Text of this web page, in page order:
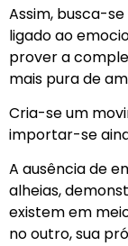
Assim, busca-
ligado ao
prover a
mais pura de
Cria-se um
importar-se
A ausência de
alheias,
existem em
no outro, sua